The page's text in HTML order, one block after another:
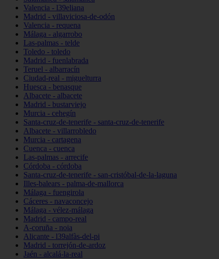
Valencia - l39eliana
Madrid - villaviciosa-de-odón
Valencia - requena
Málaga - algarrobo
Las-palmas - telde
Toledo - toledo
Madrid - fuenlabrada
Teruel - albarracín
Ciudad-real - miguelturra
Huesca - benasque
Albacete - albacete
Madrid - bustarviejo
Murcia - cehegín
Santa-cruz-de-tenerife - santa-cruz-de-tenerife
Albacete - villarrobledo
Murcia - cartagena
Cuenca - cuenca
Las-palmas - arrecife
Córdoba - córdoba
Santa-cruz-de-tenerife - san-cristóbal-de-la-laguna
Illes-balears - palma-de-mallorca
Málaga - fuengirola
Cáceres - navaconcejo
Málaga - vélez-málaga
Madrid - campo-real
A-coruña - noia
Alicante - l39alfàs-del-pi
Madrid - torrejón-de-ardoz
Jaén - alcalá-la-real